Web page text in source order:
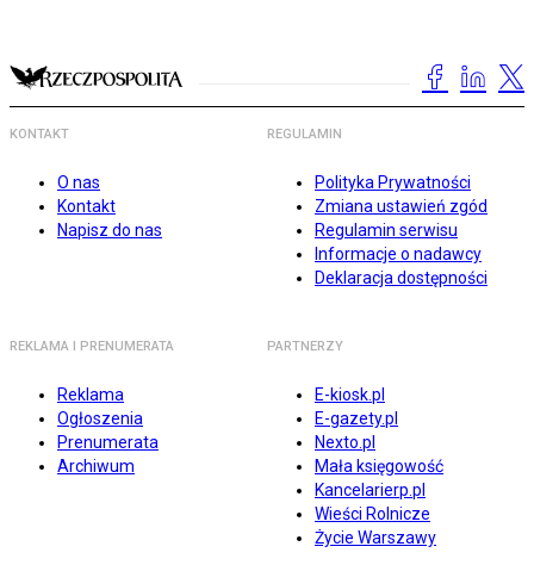
KONTAKT
O nas
Kontakt
Napisz do nas
REGULAMIN
Polityka Prywatności
Zmiana ustawień zgód
Regulamin serwisu
Informacje o nadawcy
Deklaracja dostępności
REKLAMA I PRENUMERATA
Reklama
Ogłoszenia
Prenumerata
Archiwum
PARTNERZY
E-kiosk.pl
E-gazety.pl
Nexto.pl
Mała księgowość
Kancelarierp.pl
Wieści Rolnicze
Życie Warszawy